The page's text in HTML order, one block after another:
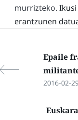
murrizteko.
erantzunen
Epaile
2016-02-